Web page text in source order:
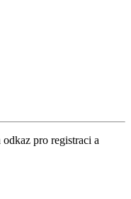
pro registraci a